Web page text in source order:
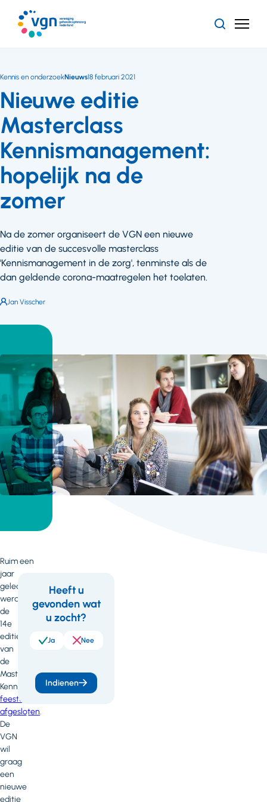
naar
hoofdinhoud
ZoekenMenu
Nieuwe editie
Masterclass
Kennismanagement:
hopelijk na de
zomer
Kennis en onderzoekNieuws18 februari 2021
Na de zomer organiseert de VGN een nieuwe
editie van de succesvolle masterclass
'Kennismanagement in de zorg', tenminste als de
dan geldende corona-maatregelen het toelaten.
Auteur:
Jan Visscher
Ruim een
jaar
geleden
werd
de
14e
editie
van
de
Masterclass
Kennismanagement
feestelijk
afgesloten.
De
VGN
wil
graag
een
nieuwe
editie
Wil
meer
of
je
Neem
Feedback
Heeft u
gevonden wat
u zocht?
Ja Nee
Indienen